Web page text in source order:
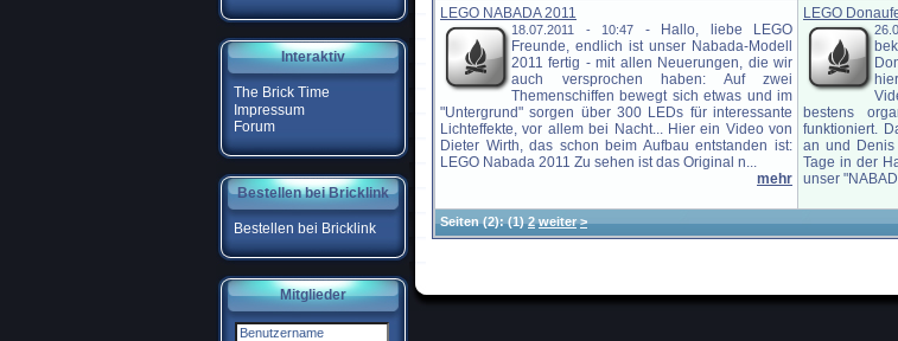
Interaktiv
The Brick Time
Impressum
Forum
Bestellen bei Bricklink
Bestellen bei Bricklink
Mitglieder
LEGO NABADA 2011
18.07.2011 - 10:47 -
Hallo, liebe LEGO
Freunde, endlich ist unser Nabada-Modell
2011 fertig - mit allen Neuerungen, die wir
auch versprochen haben: Auf zwei
Themenschiffen bewegt sich etwas und im
"Untergrund" sorgen über 300 LEDs für interessante
Lichteffekte, vor allem bei Nacht... Hier ein Video von
Dieter Wirth, das schon beim Aufbau entstanden ist:
LEGO Nabada 2011 Zu sehen ist das Original n...
mehr
LEGO
bestens
funktioniert.
an und Denis
Tage in der
unser
Seiten(2):(1) 2 weiter >